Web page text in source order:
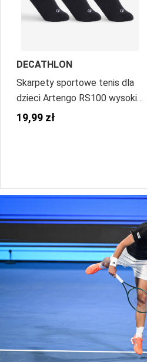
DECATHLON
Skarpety sportowe tenis dla
dzieci Artengo RS100 wysokie
3 pary
19,99 zł